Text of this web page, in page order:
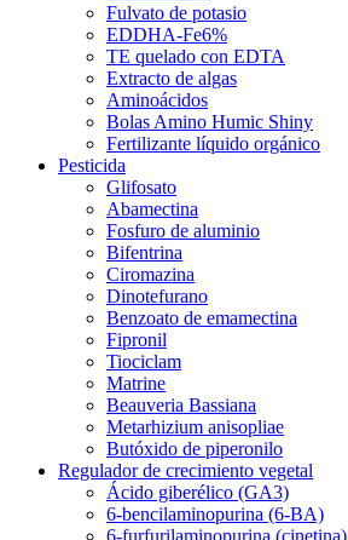
Fulvato de potasio
EDDHA-Fe6%
TE quelado con EDTA
Extracto de algas
Aminoácidos
Bolas Amino Humic Shiny
Fertilizante líquido orgánico
Pesticida
Glifosato
Abamectina
Fosfuro de aluminio
Bifentrina
Ciromazina
Dinotefurano
Benzoato de emamectina
Fipronil
Tiociclam
Matrine
Beauveria Bassiana
Metarhizium anisopliae
Butóxido de piperonilo
Regulador de crecimiento vegetal
Ácido giberélico (GA3)
6-bencilaminopurina (6-BA)
6-furfurilaminopurina (cinetina)